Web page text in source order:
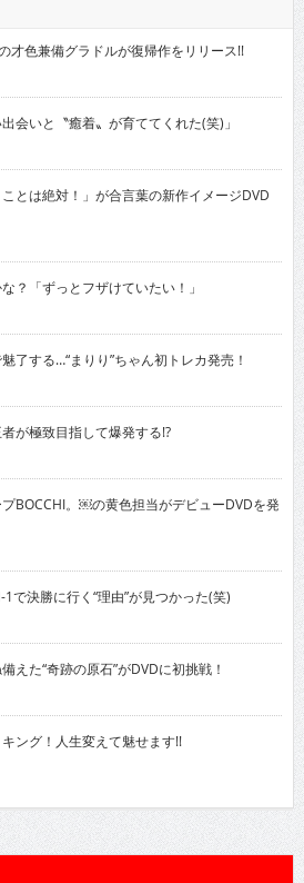
才色兼備グラドルが復帰作をリリース!!
会いと〝癒着〟が育ててくれた(笑)」
とは絶対！」が合言葉の新作イメージDVD
？「ずっとフザけていたい！」
する…“まりり”ちゃん初トレカ発売！
が極致目指して爆発する!?
BOCCHI。￼の黄色担当がデビューDVDを発
決勝に行く“理由”が見つかった(笑)
た“奇跡の原石”がDVDに初挑戦！
ング！人生変えて魅せます!!